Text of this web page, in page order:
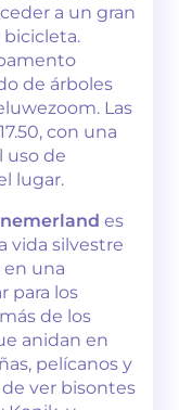
a un gran
de árboles
Las
con una
uso de
lugar.
es
vida silvestre
en una
para los
de los
anidan en
pelícanos y
ver bisontes